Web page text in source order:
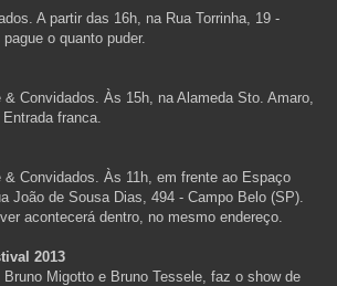
A partir das 16h, na Rua Torrinha, 19 -
o quanto puder.
Convidados. Às 15h, na Alameda Sto. Amaro,
franca.
Convidados. Às 11h, em frente ao Espaço
João de Sousa Dias, 494 - Campo Belo (SP).
acontecerá dentro, no mesmo endereço.
2013
Migotto e Bruno Tessele, faz o show de